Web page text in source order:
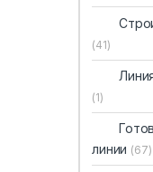
(41)
(1)
линии (67)